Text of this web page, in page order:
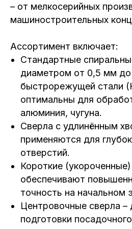
– от мелкосерийных
машиностроительных
Ассортимент включает:
Стандартные
диаметром от 0,5 мм до
быстрорежущей стали
оптимальны для
алюминия, чугуна.
Сверла с удлинённым
применяются для
отверстий.
Короткие
обеспечивают
точность на начальном
Центровочные сверла –
подготовки